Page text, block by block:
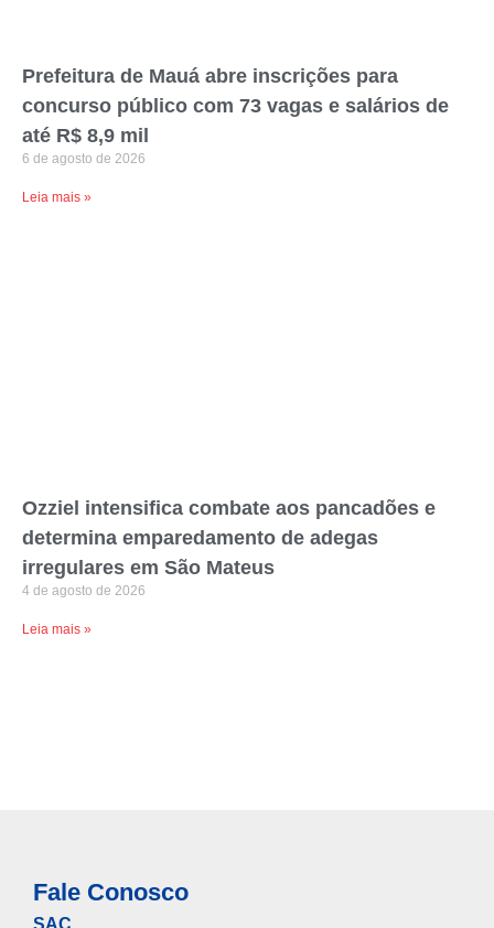
Prefeitura de Mauá abre inscrições para
concurso público com 73 vagas e salários de
até R$ 8,9 mil
6 de agosto de 2026
Leia mais »
Ozziel intensifica combate aos pancadões e
determina emparedamento de adegas
irregulares em São Mateus
4 de agosto de 2026
Leia mais »
Fale Conosco
SAC